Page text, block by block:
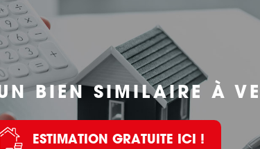
BIEN SIMILAIRE À
ESTIMATION GRATUITE ICI !